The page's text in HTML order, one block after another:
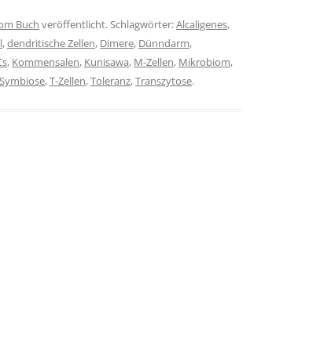
Buch veröffentlicht. Schlagwörter:Alcaligenes,
,dendritische Zellen, Dimere, Dünndarm,
, Kommensalen, Kunisawa, M-Zellen, Mikrobiom,
Symbiose,T-Zellen,Toleranz,Transzytose.